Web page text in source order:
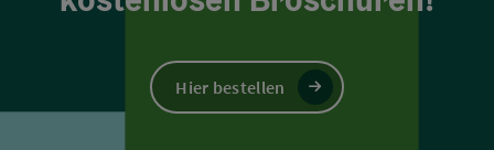
Hier bestellen